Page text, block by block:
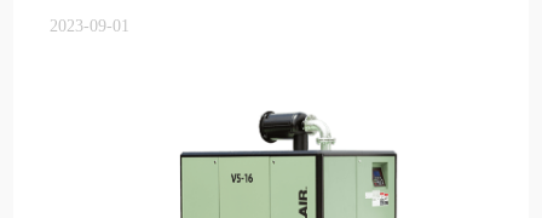
2023-09-01